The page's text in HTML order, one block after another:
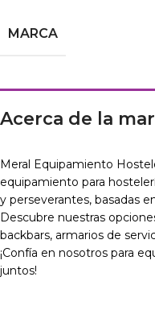
MARCA
Acerca de la
Meral Equipamiento
equipamiento para
y perseverantes, basadas
Descubre nuestras
backbars, armarios de
¡Confía en nosotros para
juntos!